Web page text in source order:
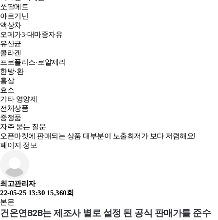
쏘팔메토
아르기닌
액상차
오메가3·대마종자유
유산균
콜라겐
프로폴리스·로얄제리
한방·환
홍삼
효소
기타 영양제
전체상품
증정품
자주 묻는 질문
오픈마켓에 판매되는 상품 대부분이 노출최저가 보다 저렴해요!
페이지 정보
최고관리자
22-05-25 13:30 15,360회
본문
건온연B2B는 제조사 별로 설정 된 공식 판매가를 준수